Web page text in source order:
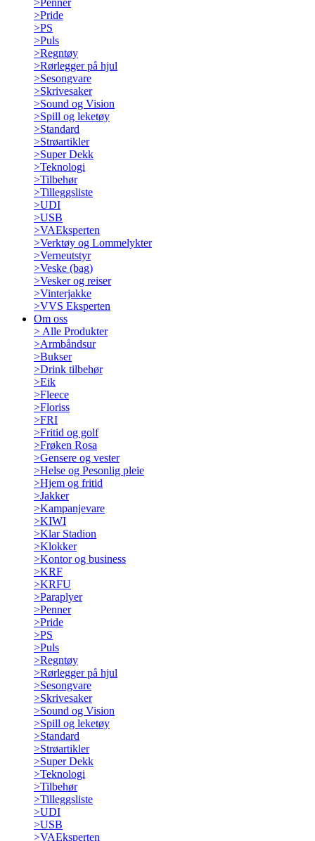
>Penner
>Pride
>PS
>Puls
>Regntøy
>Rørlegger på hjul
>Sesongvare
>Skrivesaker
>Sound og Vision
>Spill og leketøy
>Standard
>Strøartikler
>Super Dekk
>Teknologi
>Tilbehør
>Tilleggsliste
>UDI
>USB
>VAEksperten
>Verktøy og Lommelykter
>Verneutstyr
>Veske (bag)
>Vesker og reiser
>Vinterjakke
>VVS Eksperten
Om oss
> Alle Produkter
>Armbåndsur
>Bukser
>Drink tilbehør
>Eik
>Fleece
>Floriss
>FRI
>Fritid og golf
>Frøken Rosa
>Gensere og vester
>Helse og Pesonlig pleie
>Hjem og fritid
>Jakker
>Kampanjevare
>KIWI
>Klar Stadion
>Klokker
>Kontor og business
>KRF
>KRFU
>Paraplyer
>Penner
>Pride
>PS
>Puls
>Regntøy
>Rørlegger på hjul
>Sesongvare
>Skrivesaker
>Sound og Vision
>Spill og leketøy
>Standard
>Strøartikler
>Super Dekk
>Teknologi
>Tilbehør
>Tilleggsliste
>UDI
>USB
>VAEksperten